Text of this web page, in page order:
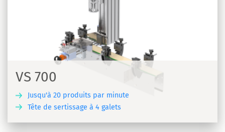
VS 700
Jusqu'à 20 produits par minute
Tête de sertissage à 4 galets